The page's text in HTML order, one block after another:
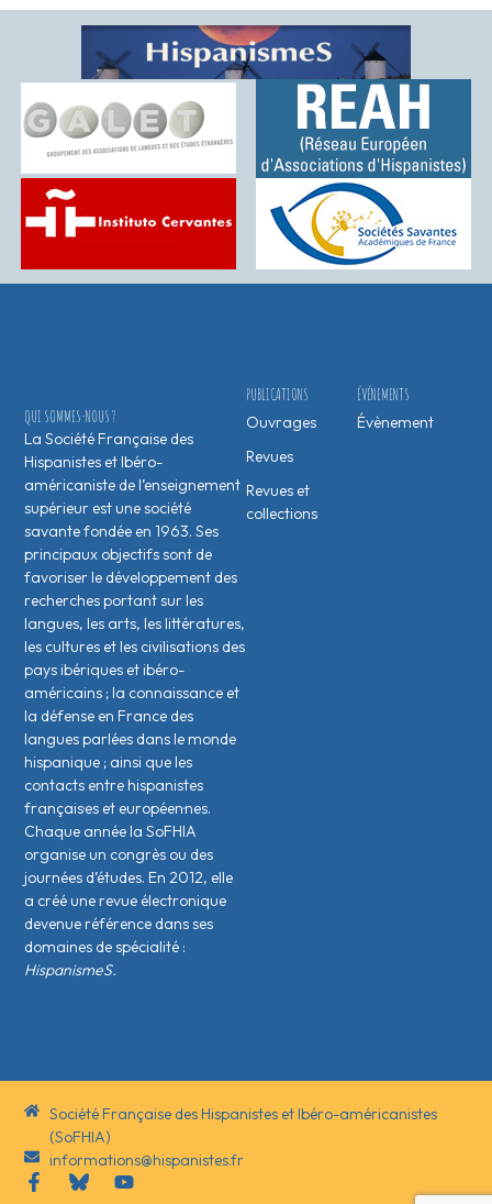
ÉVÉNEMENTS
Évènement
PUBLICATIONS
Ouvrages
Revues
Revues et
collections
QUI SOMMES-NOUS ?
La Société Française des
Hispanistes et Ibéro-
américaniste de l’enseignement
supérieur est une société
savante fondée en 1963. Ses
principaux objectifs sont de
favoriser le développement des
recherches portant sur les
langues, les arts, les littératures,
les cultures et les civilisations des
pays ibériques et ibéro-
américains ; la connaissance et
la défense en France des
langues parlées dans le monde
hispanique ; ainsi que les
contacts entre hispanistes
français·es et européen·nes.
Chaque année la SoFHIA
organise un congrès ou des
journées d’études. En 2012, elle
a créé une revue électronique
devenue référence dans ses
domaines de spécialité :
HispanismeS.
Société Française des Hispanistes et Ibéro-américanistes
(SoFHIA)
informations@hispanistes.fr